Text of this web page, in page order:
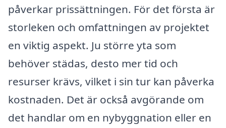
påverkar prissättningen. För det första är
storleken och omfattningen av projektet
en viktig aspekt. Ju större yta som
behöver städas, desto mer tid och
resurser krävs, vilket i sin tur kan påverka
kostnaden. Det är också avgörande om
det handlar om en nybyggnation eller en